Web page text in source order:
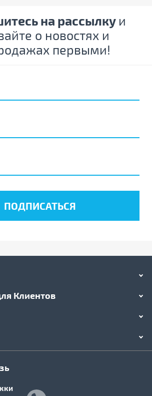
на рассылку и
о новостях и
первыми!
Клиентов